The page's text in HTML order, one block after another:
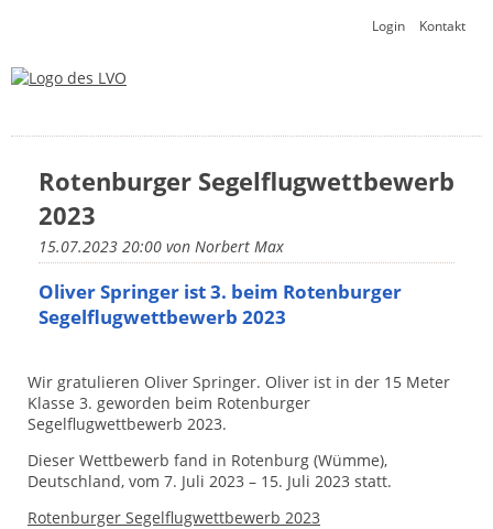
Navigation
Login Kontakt
Rotenburger Segelflugwettbewerb
2023
15.07.2023 20:00 von Norbert Max
Oliver Springer ist 3. beim Rotenburger
Segelflugwettbewerb 2023
Wir gratulieren Oliver Springer. Oliver ist in der 15 Meter
Klasse 3. geworden beim Rotenburger
Segelflugwettbewerb 2023.
Dieser Wettbewerb fand in Rotenburg (Wümme),
Deutschland, vom 7. Juli 2023 – 15. Juli 2023 statt.
Rotenburger Segelflugwettbewerb 2023